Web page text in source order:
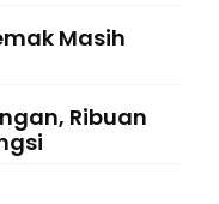
Masih
Ribuan